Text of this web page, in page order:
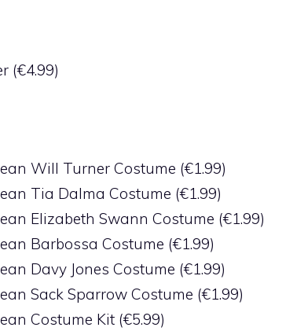
(€4.99)
Will Turner Costume (€1.99)
Tia Dalma Costume (€1.99)
Elizabeth Swann Costume (€1.99)
Barbossa Costume (€1.99)
Davy Jones Costume (€1.99)
Sack Sparrow Costume (€1.99)
Costume Kit (€5.99)